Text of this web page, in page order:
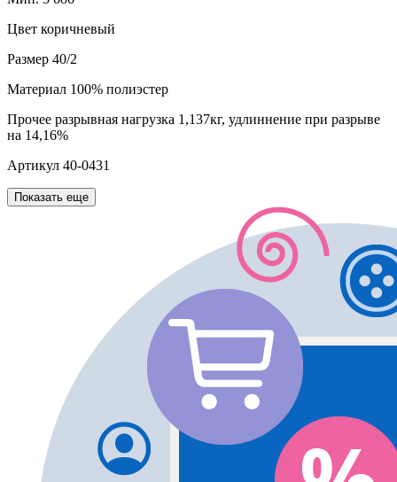
Цвет коричневый
Размер 40/2
Материал 100% полиэстер
Прочее разрывная нагрузка 1,137кг, удлиннение при разрыве
на 14,16%
Артикул 40-0431
Показать еще